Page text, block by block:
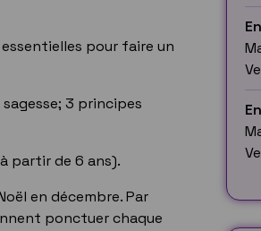
pour faire un
3 principes
partir de 6 ans).
en décembre. Par
ponctuer chaque